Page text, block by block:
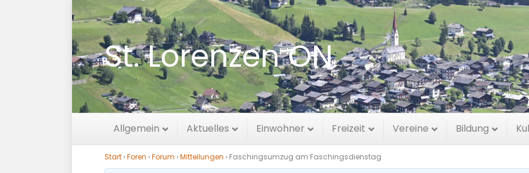
St. Lorenzen ON
Allgemein Aktuelles Einwohner Freizeit Vereine Bildung
Faschingsumzug am
Start ›Foren ›Forum ›Mitteilungen › Faschingsumzug am Faschingsdienstag